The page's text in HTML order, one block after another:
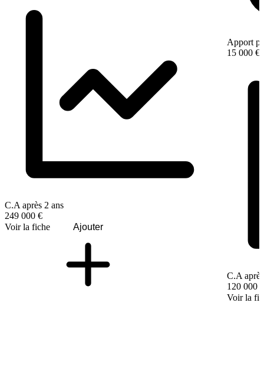
C.A après 2 ans
249 000 €
Voir la fiche
Ajouter
Apport
15 000 €
C.A
120 000 €
Voir la